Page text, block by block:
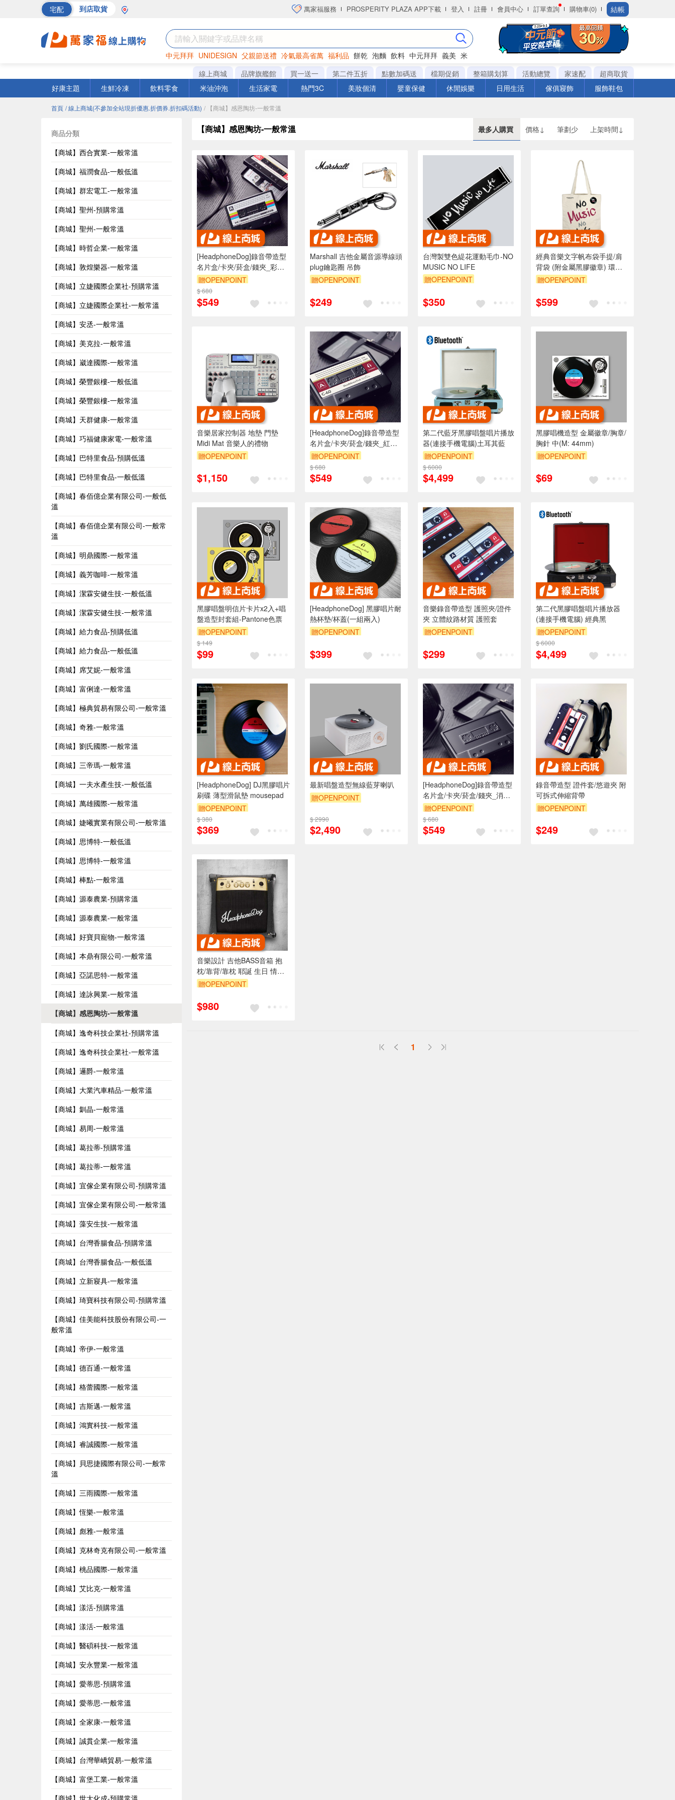
宅配 到店取貨 萬家福服務 PROSPERITY PLAZA APP下載 登入 註冊 會員中心 訂單查詢 購物車(0) 結帳
中元拜拜 UNIDESIGN 父親節送禮 冷氣最高省萬 福利品 餅乾 泡麵 飲料 中元拜拜 義美 米
罐頭 海苔 洋芋片
線上商城 品牌旗艦館 買一送一 第二件五折 點數加碼送 檔期促銷 整箱購划算 活動總覽 家速配
超商取貨
好康主題
生鮮冷凍 飲料零食 米油沖泡 生活家電 熱門3C 美妝個清 嬰童保健 休閒娛樂 日用生活 傢俱寢飾 服飾鞋包
首頁 / 線上商城(不參加全站現折優惠.折價券.折扣碼活動) / 【商城】感恩陶坊-一般常溫
商品分類
【商城】西合實業-一般常溫
【商城】福潤食品-一般低溫
【商城】群宏電工-一般常溫
【商城】聖州-預購常溫
【商城】聖州-一般常溫
【商城】時哲企業-一般常溫
【商城】敦煌樂器-一般常溫
【商城】立婕國際企業社-預購常溫
【商城】立婕國際企業社-一般常溫
【商城】安丞-一般常溫
【商城】美克拉-一般常溫
【商城】崴達國際-一般常溫
【商城】榮豐銀樓-一般低溫
【商城】榮豐銀樓-一般常溫
【商城】天群健康-一般常溫
【商城】巧福健康家電-一般常溫
【商城】巴特里食品-預購低溫
【商城】巴特里食品-一般低溫
【商城】春佰億企業有限公司-一般低
溫
【商城】春佰億企業有限公司-一般常
溫
【商城】明鼎國際-一般常溫
【商城】義芳咖啡-一般常溫
【商城】潔霖安健生技-一般低溫
【商城】潔霖安健生技-一般常溫
【商城】給力食品-預購低溫
【商城】給力食品-一般低溫
【商城】席艾妮-一般常溫
【商城】富俐達-一般常溫
【商城】極典貿易有限公司-一般常溫
【商城】奇雅-一般常溫
【商城】劉氏國際-一般常溫
【商城】三帝瑪-一般常溫
【商城】一夫水產生技-一般低溫
【商城】萬雄國際-一般常溫
【商城】婕曦實業有限公司-一般常溫
【商城】思博特-一般低溫
【商城】思博特-一般常溫
【商城】棒點-一般常溫
【商城】源泰農業-預購常溫
【商城】源泰農業-一般常溫
【商城】好寶貝寵物-一般常溫
【商城】本鼎有限公司-一般常溫
【商城】亞諾思特-一般常溫
【商城】達詠興業-一般常溫
【商城】感恩陶坊-一般常溫
【商城】逸奇科技企業社-預購常溫
【商城】逸奇科技企業社-一般常溫
【商城】邏爵-一般常溫
【商城】大業汽車精品-一般常溫
【商城】釧晶-一般常溫
【商城】易周-一般常溫
【商城】葛拉蒂-預購常溫
【商城】葛拉蒂-一般常溫
【商城】宜傢企業有限公司-預購常溫
【商城】宜傢企業有限公司-一般常溫
【商城】藻安生技-一般常溫
【商城】台灣香腸食品-預購常溫
【商城】台灣香腸食品-一般低溫
【商城】立新寢具-一般常溫
【商城】琦寶科技有限公司-預購常溫
【商城】佳美能科技股份有限公司-一
般常溫
【商城】帝伊-一般常溫
【商城】德百通-一般常溫
【商城】格蕾國際-一般常溫
【商城】吉斯邁-一般常溫
【商城】鴻實科技-一般常溫
【商城】睿誠國際-一般常溫
【商城】貝思捷國際有限公司-一般常
溫
【商城】三雨國際-一般常溫
【商城】恆樂-一般常溫
【商城】彪雅-一般常溫
【商城】克林奇克有限公司-一般常溫
【商城】桃品國際-一般常溫
【商城】艾比克-一般常溫
【商城】漾活-預購常溫
【商城】漾活-一般常溫
【商城】醫碩科技-一般常溫
【商城】安永豐業-一般常溫
【商城】愛蒂思-預購常溫
【商城】愛蒂思-一般常溫
【商城】全家康-一般常溫
【商城】誠貫企業-一般常溫
【商城】台灣華嶠貿易-一般常溫
【商城】富堡工業-一般常溫
【商城】世大化成-預購常溫
【商城】感恩陶坊-一般常溫 最多人購買 價格↓ 筆劃少 上架時間↓
[HeadphoneDog]錄音帶造型
名片盒/卡夾/菸盒/錢夾_彩色
款
贈OPENPOINT
$ 680
$549
Marshall 吉他金屬音源導線頭
plug鑰匙圈 吊飾
贈OPENPOINT
$249
台灣製雙色緹花運動毛巾-NO
MUSIC NO LIFE
贈OPENPOINT
$350
經典音樂文字帆布袋手提/肩
背袋 (附金屬黑膠徽章) 環保
袋/托特包
贈OPENPOINT
$599
音樂居家控制器 地墊 門墊
Midi Mat 音樂人的禮物
贈OPENPOINT
$1,150
[HeadphoneDog]錄音帶造型
名片盒/卡夾/菸盒/錢夾_紅白
款
贈OPENPOINT
$ 680
$549
第二代藍牙黑膠唱盤唱片播放
器(連接手機電腦)土耳其藍
贈OPENPOINT
$ 6000
$4,499
黑膠唱機造型 金屬徽章/胸章/
胸針 中(M: 44mm)
贈OPENPOINT
$69
黑膠唱盤明信片卡片x2入+唱
盤造型封套組-Pantone色票
贈OPENPOINT
$ 149
$99
[HeadphoneDog] 黑膠唱片耐
熱杯墊/杯蓋(一組兩入)
贈OPENPOINT
$399
音樂錄音帶造型 護照夾/證件
夾 立體紋路材質 護照套
贈OPENPOINT
$299
第二代黑膠唱盤唱片播放器
(連接手機電腦) 經典黑
贈OPENPOINT
$ 6000
$4,499
[HeadphoneDog] DJ黑膠唱片
刷碟 薄型滑鼠墊 mousepad
贈OPENPOINT
$ 380
$369
最新唱盤造型無線藍芽喇叭
贈OPENPOINT
$ 2990
$2,490
[HeadphoneDog]錄音帶造型
名片盒/卡夾/菸盒/錢夾_消光
黑
贈OPENPOINT
$ 680
$549
錄音帶造型 證件套/悠遊夾 附
可拆式伸縮背帶
贈OPENPOINT
$249
音樂設計 吉他BASS音箱 抱
枕/靠背/靠枕 耶誕 生日 情人
交換禮物
贈OPENPOINT
$980
1